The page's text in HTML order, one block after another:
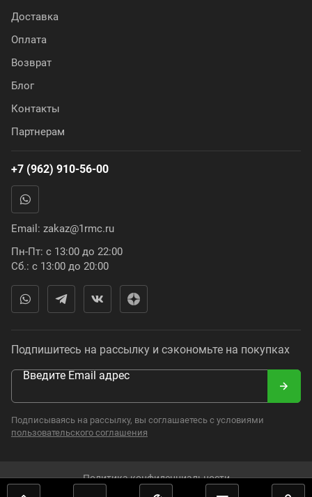
Доставка
Оплата
Возврат
Блог
Контакты
Партнерам
+7 (962) 910-56-00
Email: zakaz@1rmc.ru
Пн-Пт: с 13:00 до 22:00
Сб.: с 13:00 до 20:00
Подпишитесь на рассылку и сэкономьте на покупках
Введите Email адрес
Подписываясь на рассылку, вы соглашаетесь с условиями
пользовательского соглашения
Политика конфиденциальности
2008–2024. Russian Moto Catalogue. Все права защищены.